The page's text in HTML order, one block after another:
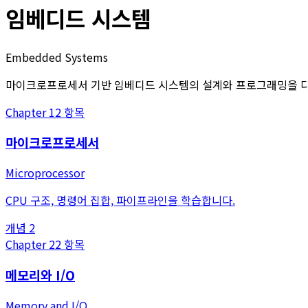
임베디드 시스템
Embedded Systems
마이크로프로세서 기반 임베디드 시스템의 설계와 프로그래밍을
Chapter12 항목
마이크로프로세서
Microprocessor
CPU 구조, 명령어 집합, 파이프라인을 학습합니다.
개념 2
Chapter22 항목
메모리와 I/O